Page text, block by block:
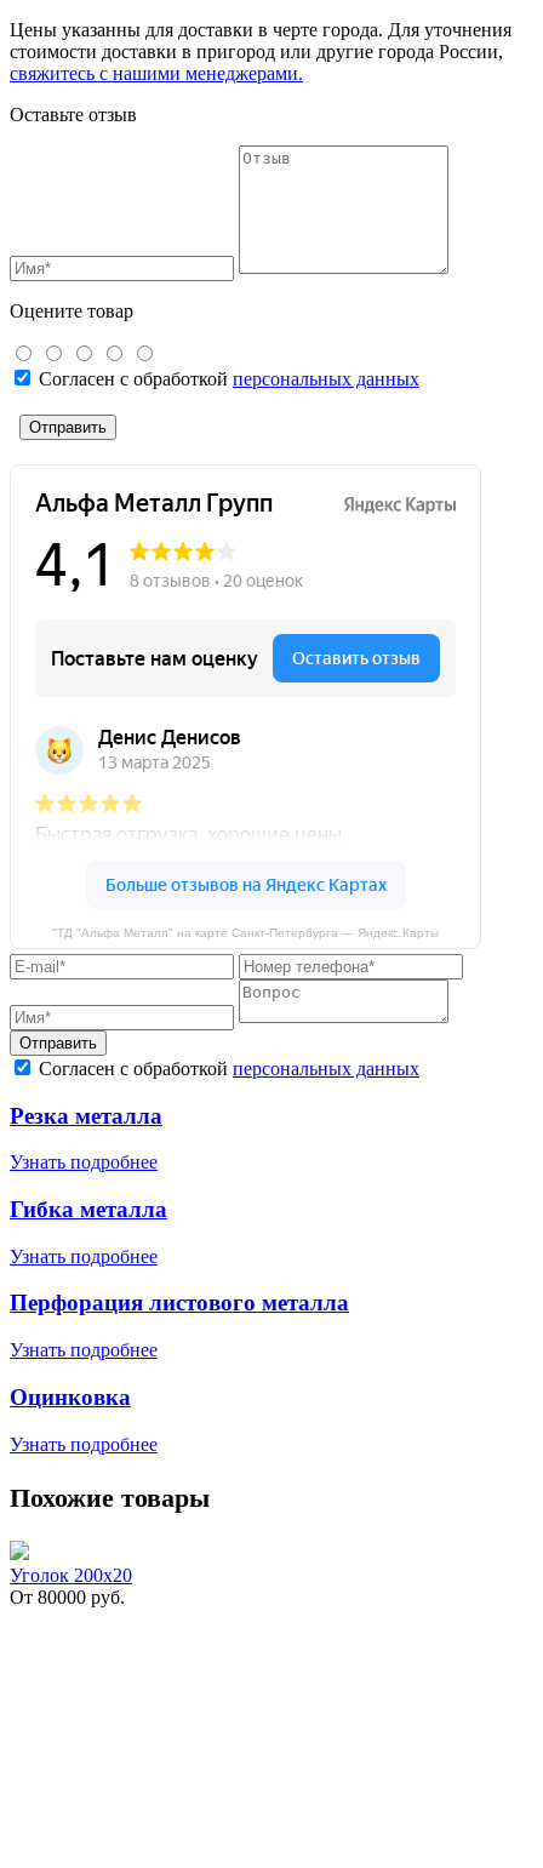
Цены указанны для доставки в черте города. Для уточнения
стоимости доставки в пригород или другие города России,
свяжитесь с нашими менеджерами.
Оставьте отзыв
Оцените товар
Согласен с обработкой персональных данных
Отправить
"ТД "Альфа Металл" на карте Санкт‑Петербурга — Яндекс.Карты
Отправить
Согласен с обработкой персональных данных
Резка металла
Узнать подробнее
Гибка металла
Узнать подробнее
Перфорация листового металла
Узнать подробнее
Оцинковка
Узнать подробнее
Похожие товары
Уголок 200х20
От 80000 руб.